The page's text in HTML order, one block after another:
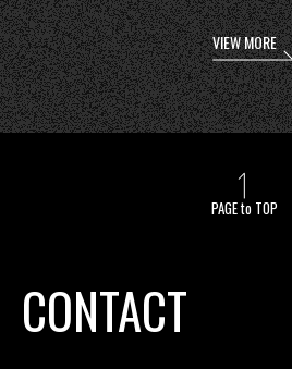
VIEW MORE
PAGE to TOP
CONTACT